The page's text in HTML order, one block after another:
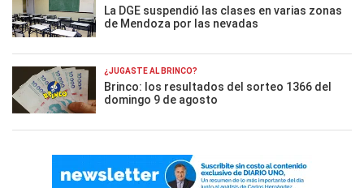
La DGE suspendió las clases en varias zonas
de Mendoza por las nevadas
¿JUGASTE AL BRINCO?
Brinco: los resultados del sorteo 1366 del
domingo 9 de agosto